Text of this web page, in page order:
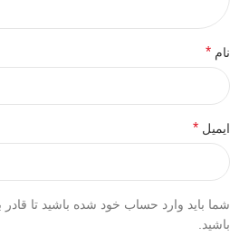
نام *
ایمیل *
شما باید وارد حساب خود شده باشید تا
باشید.